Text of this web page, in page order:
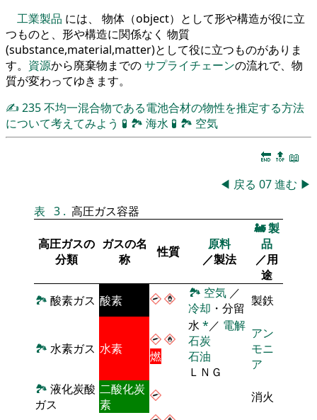
工業製品 には、 物体（object）として形や構造が役に立
つものと、形や構造に関係なく 物質
(substance,material,matter)として役に立つものがありま
す。 資源から廃棄物までのサプライチェーンの流れで、物
質が変わってゆきます。
✍ 235不均一混合物である電池合材の物性を推定する方法
について考えてみよう 🧪 🏞 海水 🧪 🏞 空気
🔚 🔝 📖
◀ 戻る 07進む ▶
表 3 . 高圧ガス容器
高圧ガスの
分類
ガスの名
称
性質
原料
／製法
🚂製
品
／用
途
🏞 酸素ガス 酸素 🏞 空気 ／
冷却 ・分留 製鉄
🏞 水素ガス 水素 燃
水 *／ 電解
石炭
石油
ＬＮＧ
アン
モニ
ア
🏞 液化炭酸
ガス
二酸化炭
素
消火